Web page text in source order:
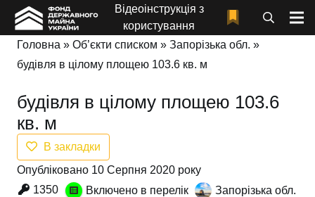
Відеоінструкція з
користування
Головна » Об’єкти списком » Запорізька обл. »
будівля в цілому площею 103.6 кв. м
будівля в цілому площею 103.6
кв. м
В закладки
Опубліковано 10 Серпня 2020 року
1350
Включено в перелік
Запорізька обл.